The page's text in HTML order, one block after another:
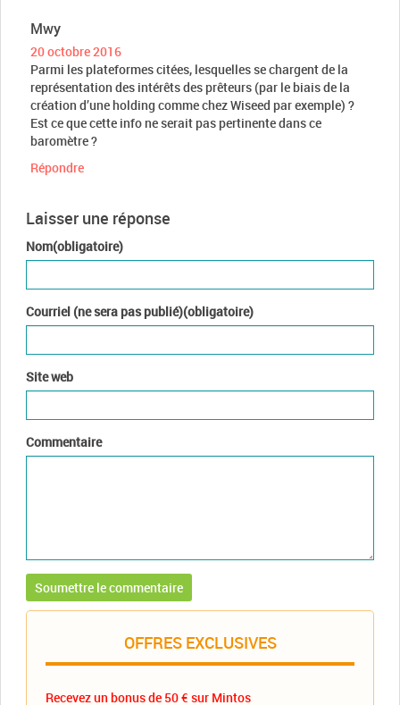
Mwy
20 octobre 2016
Parmi les plateformes citées, lesquelles se chargent de la
représentation des intérêts des prêteurs (par le biais de la
création d’une holding comme chez Wiseed par exemple) ?
Est ce que cette info ne serait pas pertinente dans ce
baromètre ?
Répondre
Laisser une réponse
Nom(obligatoire)
Courriel (ne sera pas publié)(obligatoire)
Site web
Commentaire
OFFRES EXCLUSIVES
Recevez un bonus de 50 € sur Mintos